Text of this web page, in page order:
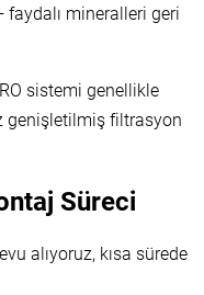
faydalı mineralleri geri
sistemi genellikle
genişletilmiş filtrasyon
Süreci
alıyoruz, kısa sürede